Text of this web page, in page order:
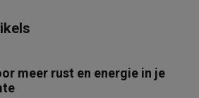
meer rust en energie in je